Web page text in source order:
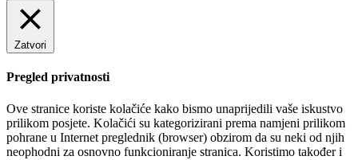
Zatvori
Pregled privatnosti
Ove stranice koriste kolačiće kako bismo unaprijedili vaše iskustvo
prilikom posjete. Kolačići su kategorizirani prema namjeni prilikom
pohrane u Internet preglednik (browser) obzirom da su neki od njih
neophodni za osnovno funkcioniranje stranica. Koristimo također i